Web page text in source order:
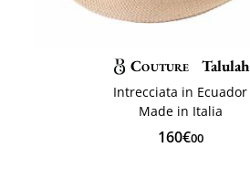
Couture Talulah
Intrecciata in Ecuador
Made in Italia
160€00